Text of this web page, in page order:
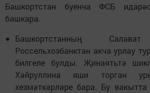
Башкортстан буенча ФСБ
башкара.
Башкортстанның
Россельхозбанктан акча урлау
билгеле булды. Җинаятьтә
Хәйруллина яши торган
хезмәткәрләре бара. Бу